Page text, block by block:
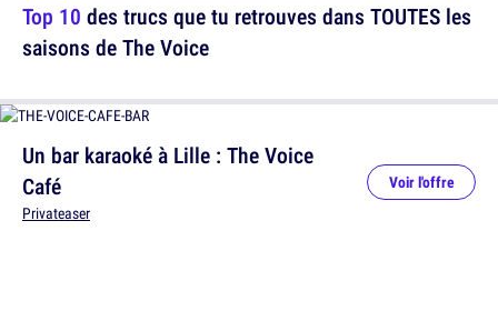
Top 10 des trucs que tu retrouves dans TOUTES les
saisons de The Voice
Un bar karaoké à Lille : The Voice
Café
Privateaser
Voir l'offre